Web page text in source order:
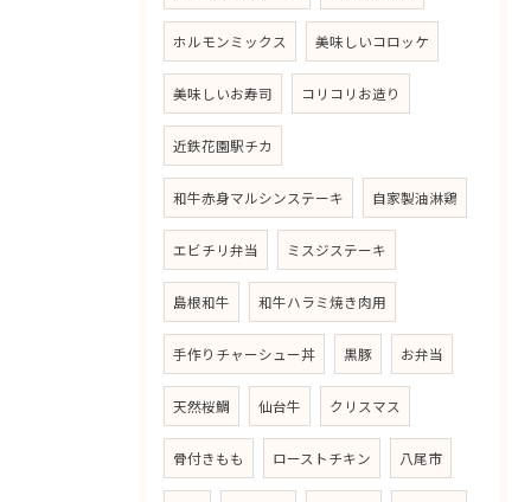
ホルモンミックス 美味しいコロッケ
美味しいお寿司 コリコリお造り
近鉄花園駅チカ
和牛赤身マルシンステーキ 自家製油淋鶏
エビチリ弁当 ミスジステーキ
島根和牛 和牛ハラミ焼き肉用
手作りチャーシュー丼 黒豚 お弁当
天然桜鯛 仙台牛 クリスマス
骨付きもも ローストチキン 八尾市